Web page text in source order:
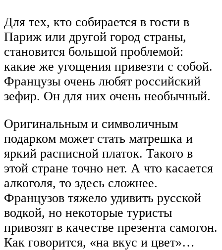
Для тех, кто собирается в гости в
Париж или другой город страны,
становится большой проблемой:
какие же угощения привезти с собой.
Французы очень любят российский
зефир. Он для них очень необычный.
Оригинальным и символичным
подарком может стать матрешка и
яркий расписной платок. Такого в
этой стране точно нет. А что касается
алкоголя, то здесь сложнее.
Французов тяжело удивить русской
водкой, но некоторые туристы
привозят в качестве презента самогон.
Как говорится, «на вкус и цвет»…